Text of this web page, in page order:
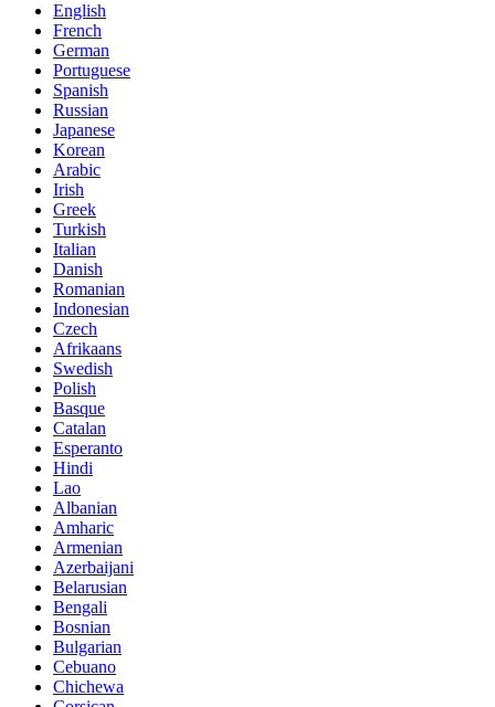
English
French
German
Portuguese
Spanish
Russian
Japanese
Korean
Arabic
Irish
Greek
Turkish
Italian
Danish
Romanian
Indonesian
Czech
Afrikaans
Swedish
Polish
Basque
Catalan
Esperanto
Hindi
Lao
Albanian
Amharic
Armenian
Azerbaijani
Belarusian
Bengali
Bosnian
Bulgarian
Cebuano
Chichewa